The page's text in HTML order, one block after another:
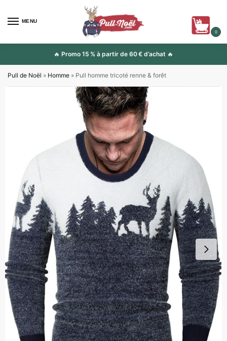
MENU
0
🔥 Promo 15 % à partir de 60 € d’achat 🔥
Pull de Noël » Homme » Pull homme tricoté renne & forêt